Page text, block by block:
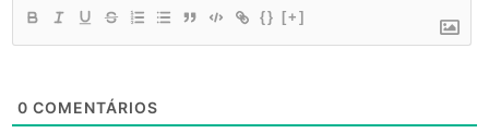
{} [+]
0 COMENTÁRIOS